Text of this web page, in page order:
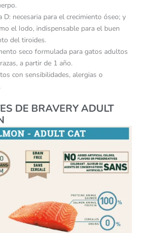
D: necesaria para el crecimiento óseo; y
el Iodo, indispensable para el buen
del tiroides.
seco formulada para gatos adultos
a partir de 1 año.
con sensibilidades, alergias o
DE BRAVERY ADULT